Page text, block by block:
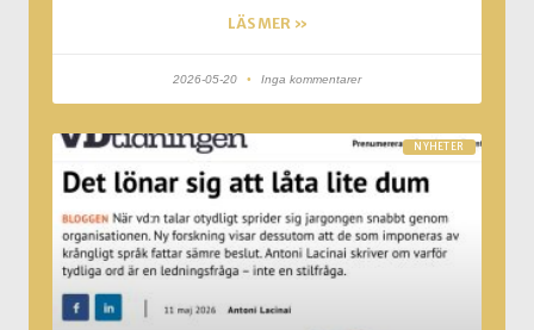
LÄS MER »
2026-05-20 Inga kommentarer
NYHETER